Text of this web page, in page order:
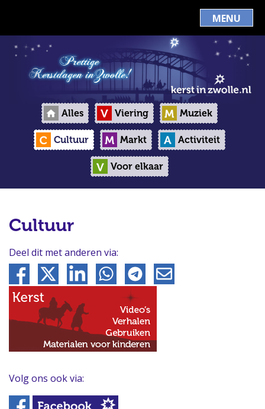
MENU
Alles Viering Muziek
Cultuur Markt Activiteit
Voor elkaar
Cultuur
Deel dit met anderen via:
Volg ons ook via: